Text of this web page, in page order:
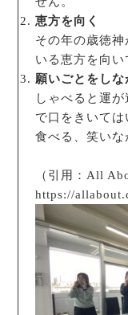
恵方を向く
その年の歳徳
いる恵方を向い
願いごとをし
しゃべると運
で口をきいて
食べる、笑いな
（引用：All
https://